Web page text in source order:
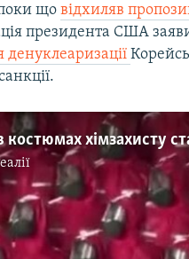
щовідхиляв
президента США
денуклеаризації